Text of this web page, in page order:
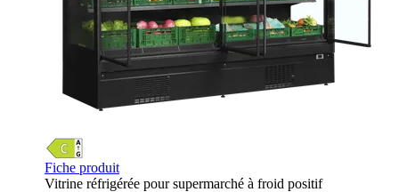
Fiche produit
Vitrine réfrigérée pour supermarché à froid positif